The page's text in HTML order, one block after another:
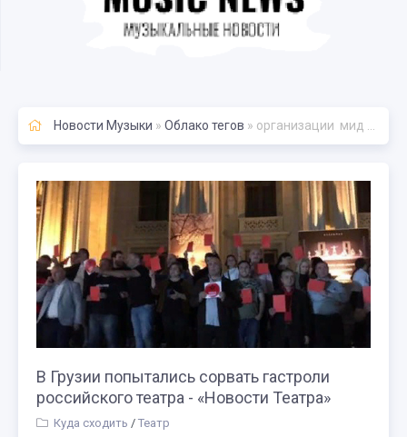
Новости Музыки » Облако тегов » организации мид рф нато
В Грузии попытались сорвать гастроли
российского театра - «Новости Театра»
Куда сходить / Театр